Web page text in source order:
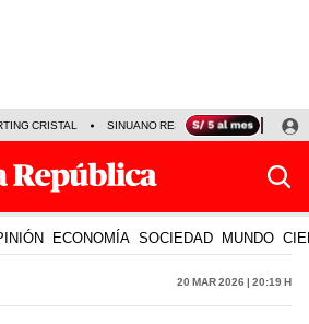
CRISTAL SINUANO RESULTADOS HOY
ECONOMÍA SOCIEDAD MUNDO
20 Mar 2026 | 20:19 h